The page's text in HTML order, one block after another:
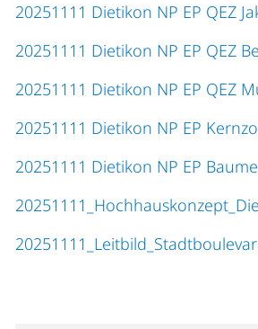
20251111 Dietikon NP EP QEZ
20251111 Dietikon NP EP QEZ
20251111 Dietikon NP EP QEZ
20251111 Dietikon NP EP
20251111 Dietikon NP EP